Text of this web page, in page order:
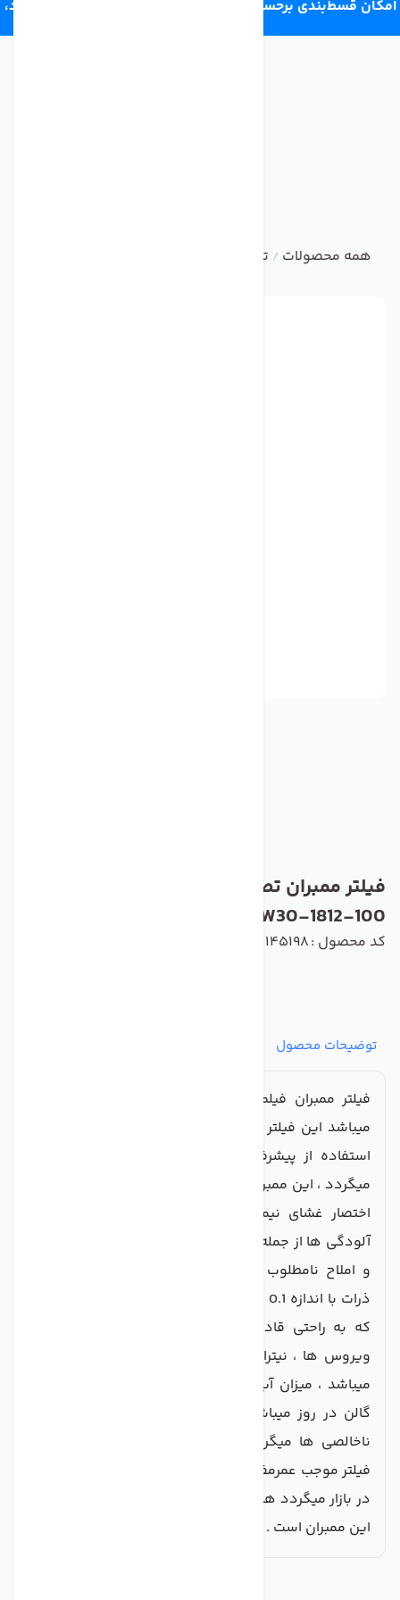
امکان قسط‌بندی برحسب اعتبار ترب‌پی 4 قسط ماهانه. بدون سود،
همه محصولات / تصفیه آب صنعتی و نیمه صنعتی
فیلتر ممبران تصفیه آب زیر سینک مدل
TW30-1812-100
کد محصول : 145198
توضیحات محصول
فیلتر ممبران فیلمتک مرحله چهارم دستگاه تصفیه آب
میباشد این فیلتر ساخته شده از ورق های فشرده که با
استفاده از پیشرفته ترین تکنولوژی تولید شده عرضه
اختصار غشای نیمه تراوا نیز گفته میشود باعث حذف
آلودگی ها از جمله مواد شیمایی ، ویروس ها ، باکتری ها
و املاح نامطلوب میگردد ،ممبران فیلمتک توانای حذف
که به راحتی قادر به حذف میکروب ها ، باکتری ها ،
ویروس ها ، نیترات ، نیتریت ، ارسنیک و فلزات سنگین
گالن در روز میباشد که باعث تولید بیشتر اب خالص از
ناخالصی ها میگردد . مقاومت هیدرولیتیک غشای این
فیلتر موجب عمرمفید طولانی تر نسبت به فیلترهای مشابه
در بازار میگردد همچنین تامین فشار یکسان از نقاط قوت
این ممبران است .